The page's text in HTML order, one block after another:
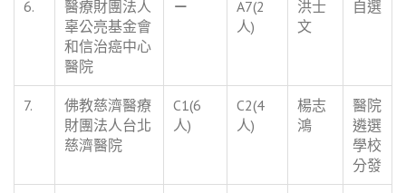
6.
醫療財團法人
辜公亮基金會
和信治癌中心
醫院
－
A7(2
人)
洪士
文
自選
7.
佛教慈濟醫療
財團法人台北
慈濟醫院
C1(6
人)
C2(4
人)
楊志
鴻
醫院
遴選
學校
分發